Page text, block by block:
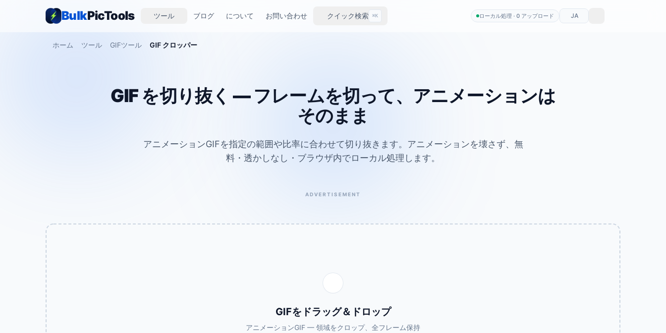
BulkPicTools ツール ブログ について お問い合わせ クイック検索 ⌘K ローカル処理 · 0 アップロード JA
ホーム ツール GIFツール GIF クロッパー
GIF を切り抜く — フレームを切って、アニメーションは
そのまま
アニメーションGIFを指定の範囲や比率に合わせて切り抜きます。アニメーションを壊さず、無
料・透かしなし・ブラウザ内でローカル処理します。
ADVERTISEMENT
GIFをドラッグ＆ドロップ
アニメーションGIF — 領域をクロップ、全フレーム保持